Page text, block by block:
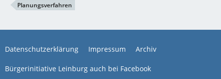
Planungsverfahren
Datenschutzerklärung Impressum Archiv
Bürgerinitiative Leinburg auch bei Facebook